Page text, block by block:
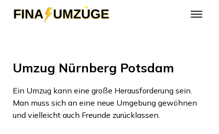
Umzug Nürnberg Potsdam
Ein Umzug kann eine große Herausforderung sein.
Man muss sich an eine neue Umgebung gewöhnen
und vielleicht auch Freunde zurücklassen.